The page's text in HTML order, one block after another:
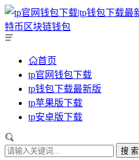
首页
tp官网钱包下载
tp钱包下载最新版
tp苹果版下载
tp安卓版下载
搜 索